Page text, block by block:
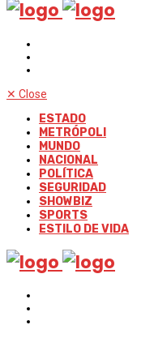
✕ Close
ESTADO
METRÓPOLI
MUNDO
NACIONAL
POLÍTICA
SEGURIDAD
SHOWBIZ
SPORTS
ESTILO DE VIDA